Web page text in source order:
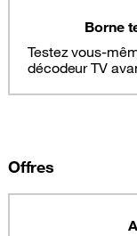
Borne
Testez vous-
décodeur TV
Offres